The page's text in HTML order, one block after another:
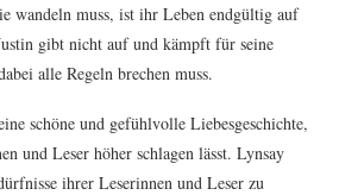
wandeln muss, ist ihr Leben endgültig auf
gibt nicht auf und kämpft für seine
alle Regeln brechen muss.
schöne und gefühlvolle Liebesgeschichte,
und Leser höher schlagen lässt. Lynsay
ihrer Leserinnen und Leser zu